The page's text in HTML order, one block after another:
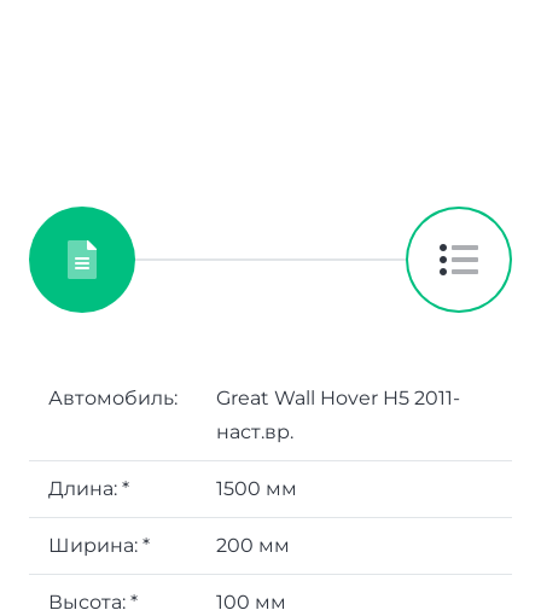
Автомобиль:
Great Wall Hover H5 2011-
наст.вр.
Длина: * 1500 мм
Ширина: * 200 мм
Высота: * 100 мм